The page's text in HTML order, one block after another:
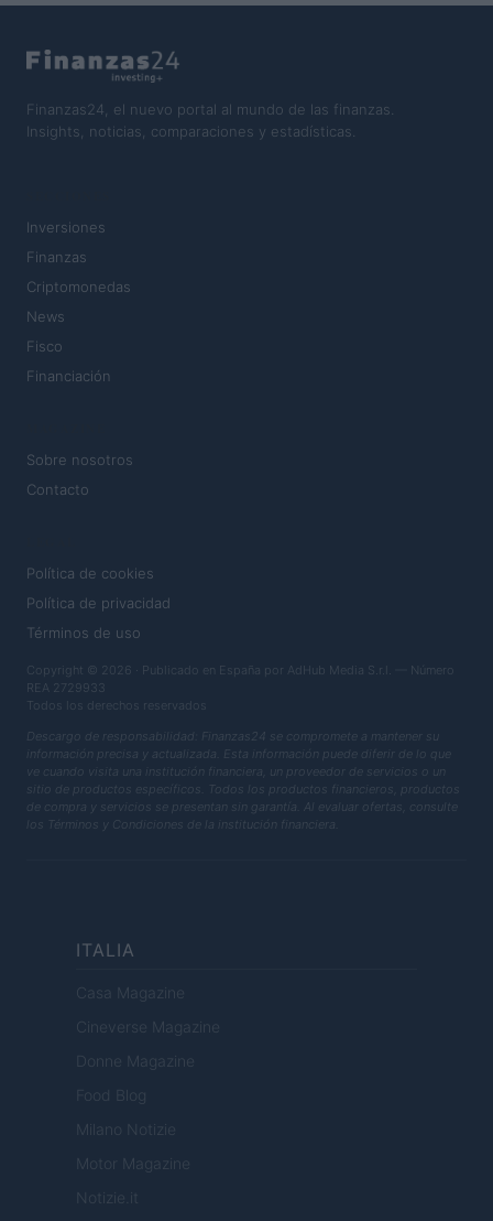
Finanzas24, el nuevo portal al mundo de las finanzas.
Insights, noticias, comparaciones y estadísticas.
Inversiones
Finanzas
Criptomonedas
News
Fisco
Financiación
Sobre nosotros
Contacto
Política de cookies
Política de privacidad
Términos de uso
Copyright © 2026 · Publicado en España por AdHub Media S.r.l. — Número
REA 2729933
Todos los derechos reservados
Descargo de responsabilidad: Finanzas24 se compromete a mantener su
información precisa y actualizada. Esta información puede diferir de lo que
ve cuando visita una institución financiera, un proveedor de servicios o un
sitio de productos específicos. Todos los productos financieros, productos
de compra y servicios se presentan sin garantía. Al evaluar ofertas, consulte
los Términos y Condiciones de la institución financiera.
ITALIA
Casa Magazine
Cineverse Magazine
Donne Magazine
Food Blog
Milano Notizie
Motor Magazine
Notizie.it